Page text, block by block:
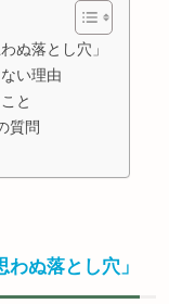
ぬ落とし穴」
い理由
と
質問
ぬ落とし穴」